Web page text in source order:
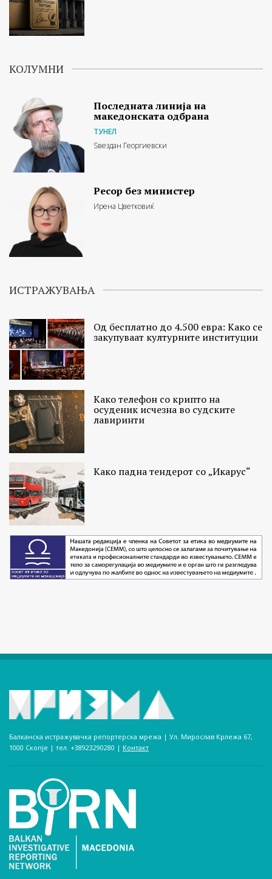
КОЛУМНИ
Последната линија на
македонската одбрана
ТУНЕЛ
Ѕвездан Георгиевски
Ресор без министер
Ирена Цветковиќ
ИСТРАЖУВАЊА
Од бесплатно до 4.500 евра: Како се
закупуваат културните институции
Како телефон со крипто на
осуденик исчезна во судските
лавиринти
Како падна тендерот со „Икарус“
Балканска истражувачка репортерска мрежа | Ул. Мирослав Крлежа 67,
1000 Скопје | тел. +38923290280­ | Контакт